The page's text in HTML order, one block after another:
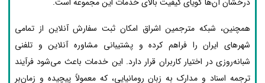
درخشان آن‌ها گویای کیفیت بالای خدمات این مجموعه است.
همچنین، شبکه مترجمین اشراق امکان ثبت سفارش آنلاین از تمامی
شهرهای ایران را فراهم کرده و پشتیبانی مشاوره آنلاین و تلفنی
شبانه‌روزی در اختیار کاربران قرار دارد. این خدمات باعث می‌شود فرآیند
ترجمه اسناد و مدارک به زبان رومانیایی، که معمولاً پیچیده و زمان‌بر